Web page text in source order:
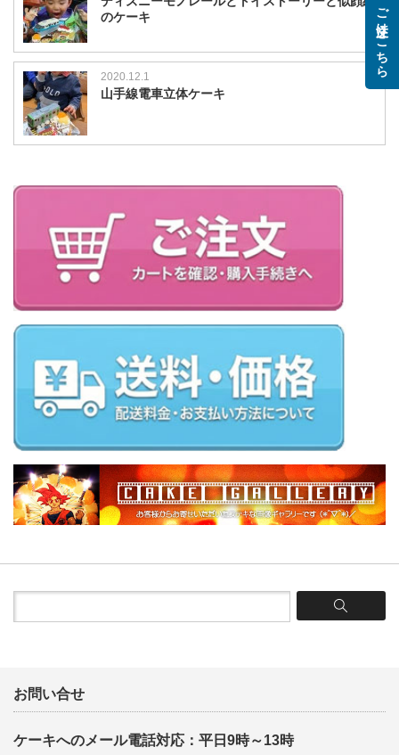
のケーキ
2020.12.1
山手線電車立体ケーキ
お問い合せ
ケーキへのメール電話対応：平日9時～13時
ご注文はこちら